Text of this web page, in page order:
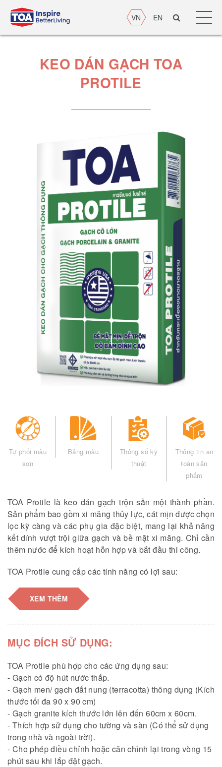
VN EN
KEO DÁN GẠCH TOA
PROTILE
Tự phối màu
sơn
Bảng màu
Thông số kỹ
thuật
Thông tin an
toàn sản
phẩm
TOA Protile là keo dán gạch trộn sẵn một thành phần.
Sản phẩm bao gồm xi măng thủy lực, cát mịn được chọn
lọc kỹ càng và các phụ gia đặc biệt, mang lại khả năng
kết dính vượt trội giữa gạch và bề mặt xi măng. Chỉ cần
thêm nước để kích hoạt hỗn hợp và bắt đầu thi công.
TOA Protile cung cấp các tính năng có lợi sau:
- Sản phẩm trộn sẵn tại nhà máy, đảm bảo chất lượng
và hiệu suất đồng nhất.
- Dễ sử dụng và tiện lợi: chỉ cần pha với nước.
- Phù hợp với nhiều loại gạch và kích thước khác nhau
dựa trên yêu cầu.
- Độ bám dính cao, khả năng chống trượt tốt.
- Dễ thi công, dễ pha trộn và thuận tiện khi sử dụng.
- Giảm thời gian và cải thiện hiệu quả công việc chung.
Đóng gói: 20 kg/bao.
XEM THÊM
MỤC ĐÍCH SỬ DỤNG:
TOA Protile phù hợp cho các ứng dụng sau:
- Gạch có độ hút nước thấp.
- Gạch men/ gạch đất nung (terracotta) thông dụng (Kích
thước tối đa 90 x 90 cm)
- Gạch granite kích thước lớn lên đến 60cm x 60cm.
- Thích hợp sử dụng cho tường và sàn (Có thể sử dụng
trong nhà và ngoài trời).
- Cho phép điều chỉnh hoặc căn chỉnh lại trong vòng 15
phút sau khi lắp đặt gạch.